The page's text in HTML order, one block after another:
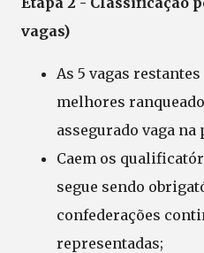
vagas)
As 5 vagas
melhores
assegurado vaga
Caem os
segue sendo
confederações
representadas;